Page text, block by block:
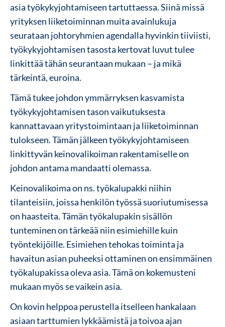
asia työkykyjohtamiseen tartuttaessa. Siinä missä
yrityksen liiketoiminnan muita avainlukuja
seurataan johtoryhmien agendalla hyvinkin tiiviisti,
työkykyjohtamisen tasosta kertovat luvut tulee
linkittää tähän seurantaan mukaan – ja mikä
tärkeintä, euroina.
Tämä tukee johdon ymmärryksen kasvamista
työkykyjohtamisen tason vaikutuksesta
kannattavaan yritystoimintaan ja liiketoiminnan
tulokseen. Tämän jälkeen työkykyjohtamiseen
linkittyvän keinovalikoiman rakentamiselle on
johdon antama mandaatti olemassa.
Keinovalikoima on ns. työkalupakki niihin
tilanteisiin, joissa henkilön työssä suoriutumisessa
on haasteita. Tämän työkalupakin sisällön
tunteminen on tärkeää niin esimiehille kuin
työntekijöille. Esimiehen tehokas toiminta ja
havaitun asian puheeksi ottaminen on ensimmäinen
työkalupakissa oleva asia. Tämä on kokemusteni
mukaan myös se vaikein asia.
On kovin helppoa perustella itselleen hankalaan
asiaan tarttumien lykkäämistä ja toivoa ajan